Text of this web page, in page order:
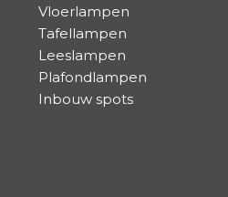
Vloerlampen
Tafellampen
Leeslampen
Plafondlampen
Inbouw spots